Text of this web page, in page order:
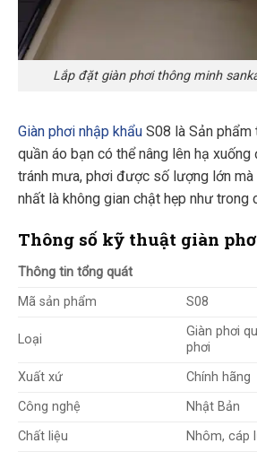
Lắp đặt giàn phơi thông minh
Giàn phơi nhập khẩu S08 là Sản phẩm
quần áo bạn có thể nâng lên hạ xuống
tránh mưa, phơi được số lượng lớn
nhất là không gian chật hẹp như trong
Thông số kỹ thuật giàn
Thông tin tổng quát
Mã sản phẩm
S08
Loại
Giàn phơi
phơi
Xuất xứ
Chính hãng
Công nghệ
Nhật Bản
Chất liệu
Nhôm, cáp